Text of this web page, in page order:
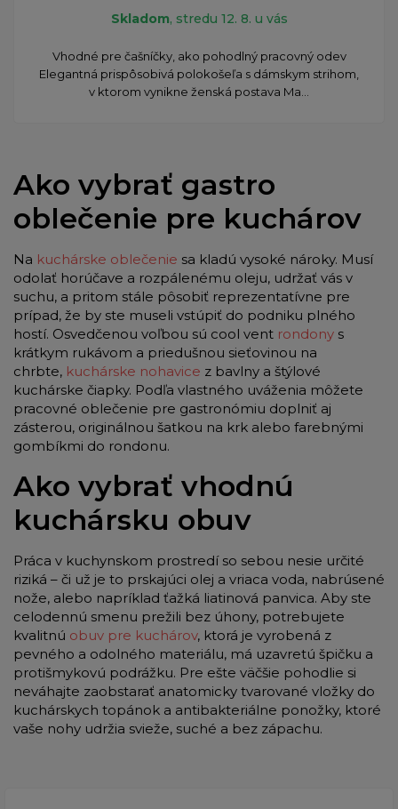
Skladom, stredu 12. 8. u vás
Vhodné pre čašníčky, ako pohodlný pracovný odev
Elegantná prispôsobivá polokošeľa s dámskym strihom,
v ktorom vynikne ženská postava Ma...
Ako vybrať gastro
oblečenie pre kuchárov
Na kuchárske oblečenie sa kladú vysoké nároky. Musí
odolať horúčave a rozpálenému oleju, udržať vás v
suchu, a pritom stále pôsobiť reprezentatívne pre
prípad, že by ste museli vstúpiť do podniku plného
hostí. Osvedčenou voľbou sú cool vent rondony s
krátkym rukávom a priedušnou sieťovinou na
chrbte, kuchárske nohavice z bavlny a štýlové
kuchárske čiapky. Podľa vlastného uváženia môžete
pracovné oblečenie pre gastronómiu doplniť aj
zásterou, originálnou šatkou na krk alebo farebnými
gombíkmi do rondonu.
Ako vybrať vhodnú
kuchársku obuv
Práca v kuchynskom prostredí so sebou nesie určité
riziká – či už je to prskajúci olej a vriaca voda, nabrúsené
nože, alebo napríklad ťažká liatinová panvica. Aby ste
celodennú smenu prežili bez úhony, potrebujete
kvalitnú obuv pre kuchárov, ktorá je vyrobená z
pevného a odolného materiálu, má uzavretú špičku a
protišmykovú podrážku. Pre ešte väčšie pohodlie si
neváhajte zaobstarať anatomicky tvarované vložky do
kuchárskych topánok a antibakteriálne ponožky, ktoré
vaše nohy udržia svieže, suché a bez zápachu.